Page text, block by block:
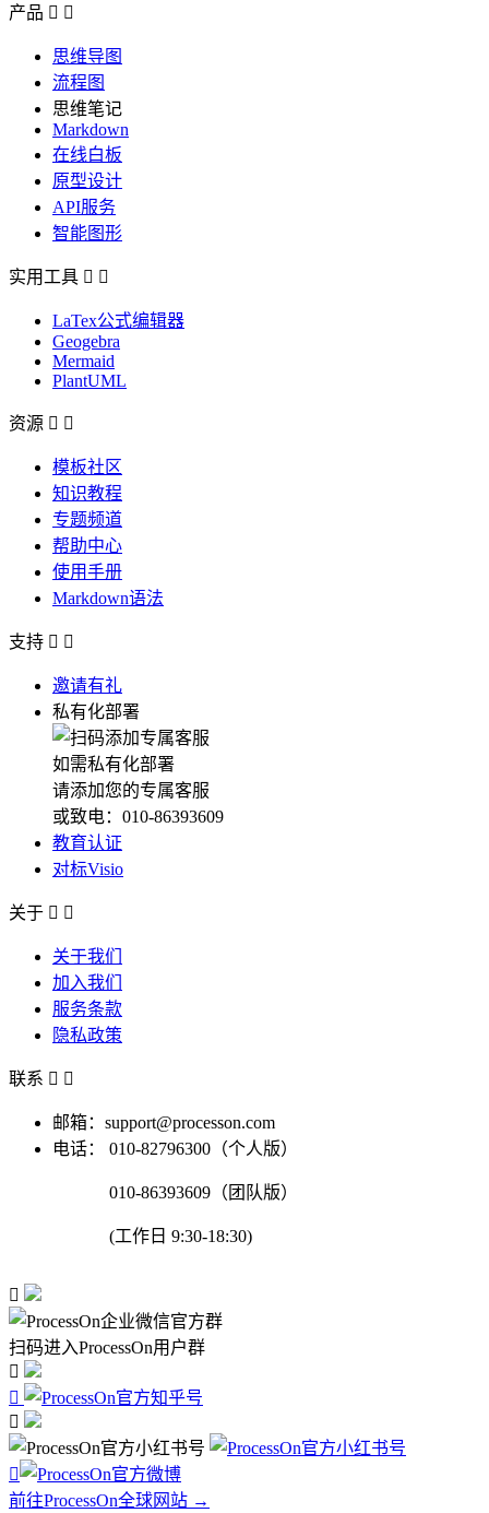
产品  
思维导图
流程图
思维笔记
Markdown
在线白板
原型设计
API服务
智能图形
实用工具  
LaTex公式编辑器
Geogebra
Mermaid
PlantUML
资源  
模板社区
知识教程
专题频道
帮助中心
使用手册
Markdown语法
支持  
邀请有礼
私有化部署
如需私有化部署
请添加您的专属客服
或致电：010-86393609
教育认证
对标Visio
关于  
关于我们
加入我们
服务条款
隐私政策
联系  
邮箱：support@processon.com
电话：
010-82796300（个人版）
010-86393609（团队版）
(工作日 9:30-18:30)

扫码进入ProcessOn用户群




前往ProcessOn全球网站 →